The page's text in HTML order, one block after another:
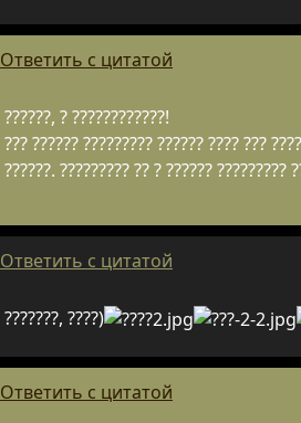
Ответить с цитатой
??????, ? ????????????!
??? ?????? ????????? ?????? ???? ???
??????. ????????? ?? ? ?????? ?????????
Ответить с цитатой
???????, ????)
Ответить с цитатой